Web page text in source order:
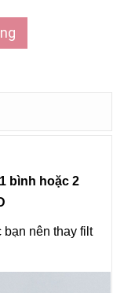
bình hoặc 2
nên thay filt